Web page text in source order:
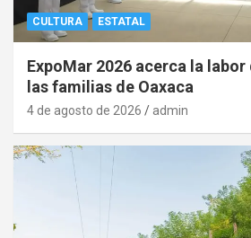
CULTURA ESTATAL
ExpoMar 2026 acerca la labor
las familias de Oaxaca
4 de agosto de 2026 admin